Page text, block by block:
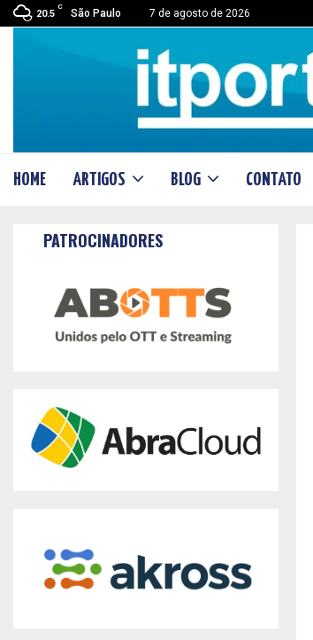
20.5
C
São Paulo 7 de agosto de 2026
HOME ARTIGOS BLOG CONTATO
PATROCINADORES